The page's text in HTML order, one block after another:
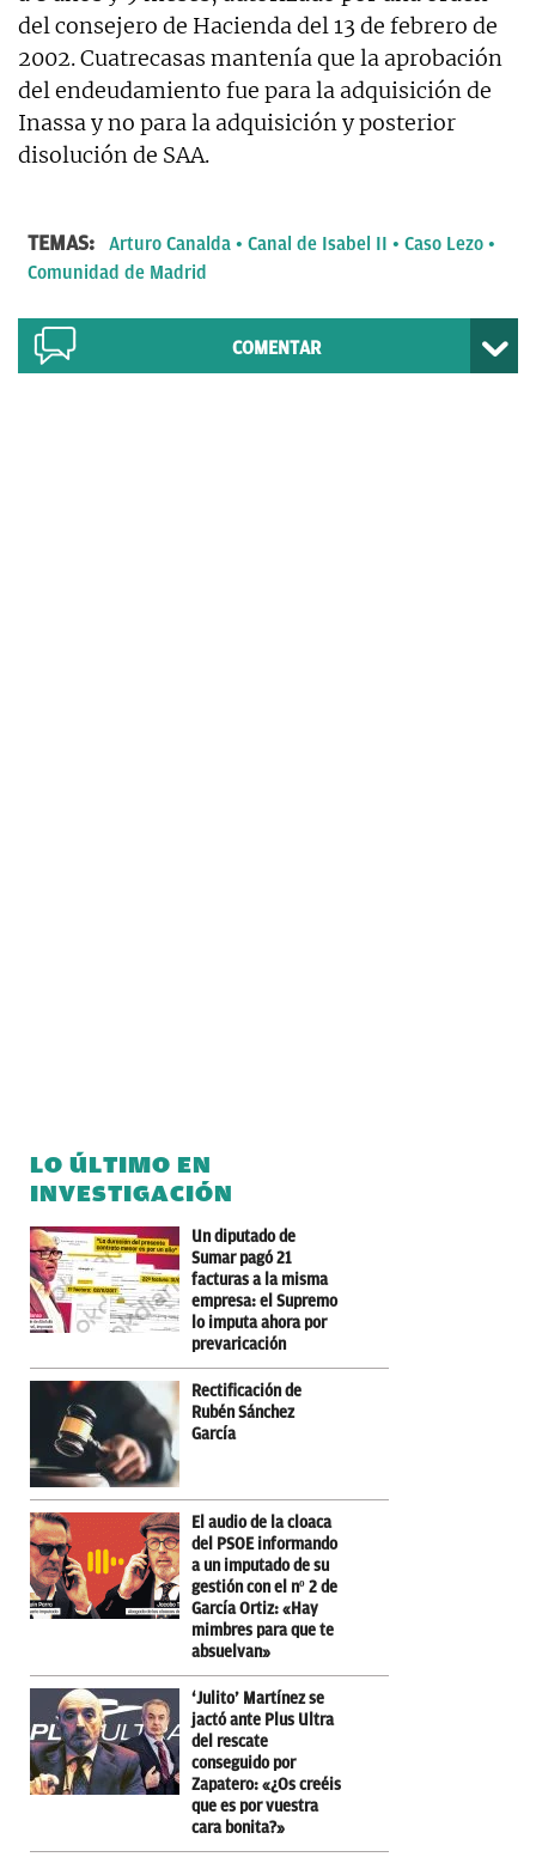
del consejero de Hacienda del 13 de febrero de
2002. Cuatrecasas mantenía que la aprobación
del endeudamiento fue para la adquisición de
Inassa y no para la adquisición y posterior
disolución de SAA.
TEMAS: Arturo Canalda Canal de Isabel II
Caso Lezo
Comunidad de Madrid
COMENTAR
LO ÚLTIMO EN
INVESTIGACIÓN
Un diputado de
Sumar pagó 21
facturas a la misma
empresa: el Supremo
lo imputa ahora por
prevaricación
Rectificación de
Rubén Sánchez
García
El audio de la cloaca
del PSOE informando
a un imputado de su
gestión con el nº 2 de
García Ortiz: «Hay
mimbres para que te
absuelvan»
‘Julito’ Martínez se
jactó ante Plus Ultra
del rescate
conseguido por
Zapatero: «¿Os creéis
que es por vuestra
cara bonita?»